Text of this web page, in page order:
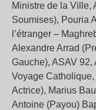
Ministre de la Ville,
Soumises), Pouria
l’étranger –
Alexandre Arrad
Gauche), ASAV
Voyage
Actrice), Marius
Antoine (Payou)